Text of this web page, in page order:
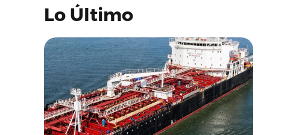
Lo Último